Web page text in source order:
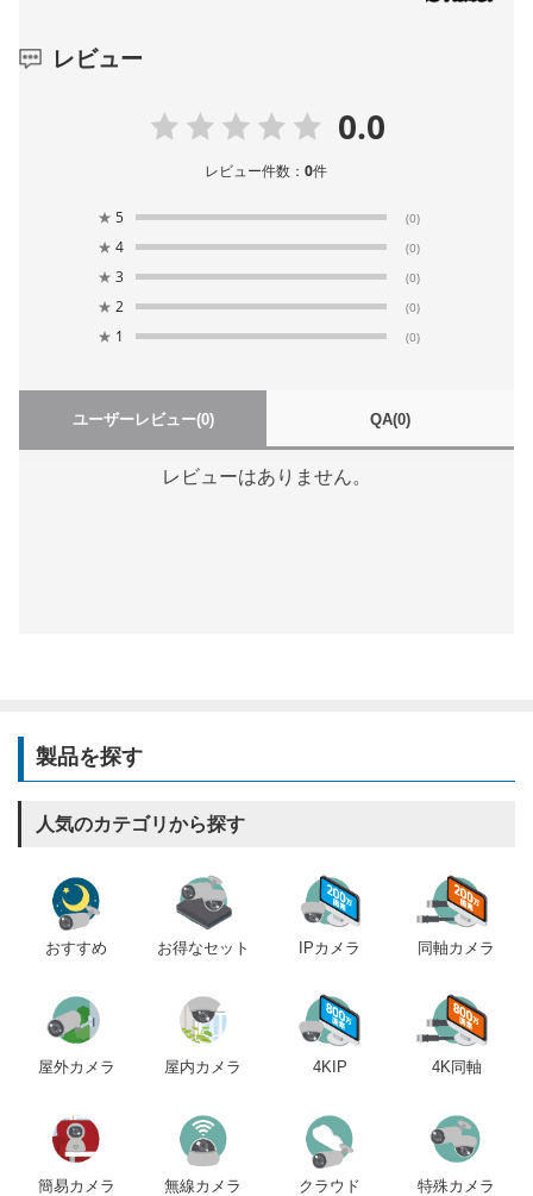
レビュー
0.0
レビュー件数：0件
★ 5 (0)
★ 4 (0)
★ 3 (0)
★ 2 (0)
★ 1 (0)
ユーザーレビュー(0) QA(0)
レビューはありません。
製品を探す
人気のカテゴリから探す
おすすめ お得なセット IPカメラ 同軸カメラ
屋外カメラ 屋内カメラ 4KIP 4K同軸
簡易カメラ 無線カメラ クラウド 特殊カメラ